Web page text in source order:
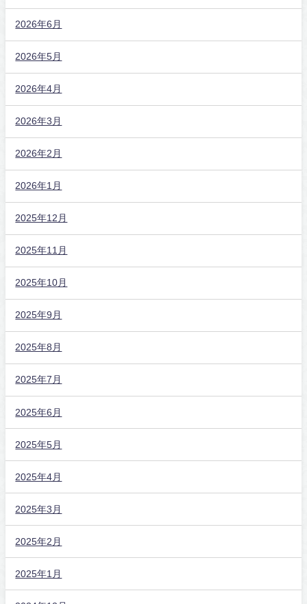
2026年6月
2026年5月
2026年4月
2026年3月
2026年2月
2026年1月
2025年12月
2025年11月
2025年10月
2025年9月
2025年8月
2025年7月
2025年6月
2025年5月
2025年4月
2025年3月
2025年2月
2025年1月